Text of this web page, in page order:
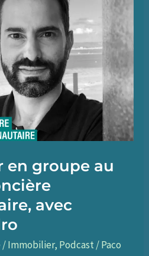
en groupe au
avec
/Immobilier, Podcast /Paco